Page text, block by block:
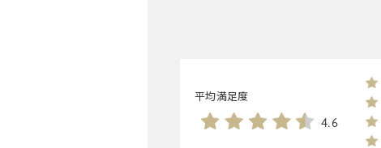
平均満足度
4.6